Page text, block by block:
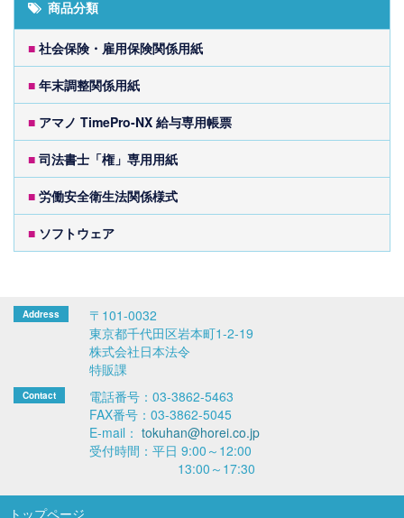
商品分類
■ 社会保険・雇用保険関係用紙
■ 年末調整関係用紙
■ アマノ TimePro-NX 給与専用帳票
■ 司法書士「権」専用用紙
■ 労働安全衛生法関係様式
■ ソフトウェア
〒101-0032
東京都千代田区岩本町1-2-19
株式会社日本法令
特販課
電話番号：03-3862-5463
FAX番号：03-3862-5045
E-mail： tokuhan@horei.co.jp
受付時間：平日 9:00～12:00
13:00～17:30
トップページ